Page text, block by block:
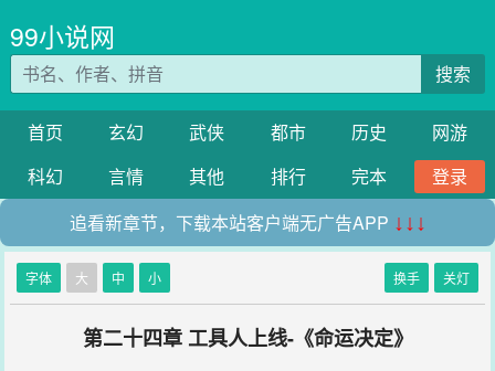
99小说网
搜索
首页 玄幻 武侠 都市 历史
网游
科幻
言情 其他 排行 完本
登录
追看新章节，下载本站客户端无广告APP ↓↓↓
字体 大 中 小 换手 关灯
第二十四章 工具人上线-《命运决定》